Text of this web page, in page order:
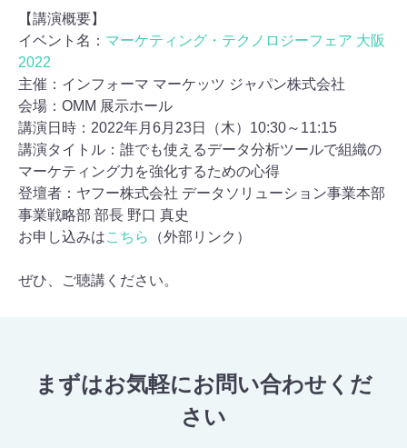
【講演概要】
イベント名： マーケティング・テクノロジーフェア 大阪
2022
主催：インフォーマ マーケッツ ジャパン株式会社
会場：OMM 展示ホール
講演日時：2022年月6月23日（木）10:30～11:15
講演タイトル：誰でも使えるデータ分析ツールで組織の
マーケティング力を強化するための心得
登壇者：ヤフー株式会社 データソリューション事業本部
事業戦略部 部長 野口 真史
お申し込みはこちら （外部リンク）
ぜひ、ご聴講ください。
まずはお気軽にお問い合わせくだ
さい